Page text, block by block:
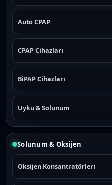
Auto CPAP
CPAP Cihazları
BiPAP Cihazları
Uyku & Solunum
Solunum & Oksijen
Oksijen Konsantratörleri